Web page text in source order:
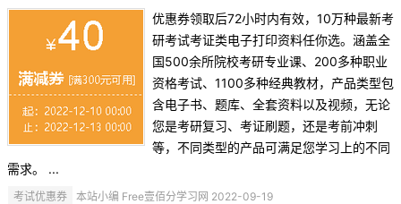
优惠券领取后72小时内有效，10万种最新考
研考试考证类电子打印资料任你选。涵盖全
国500余所院校考研专业课、200多种职业
资格考试、1100多种经典教材，产品类型包
含电子书、题库、全套资料以及视频，无论
您是考研复习、考证刷题，还是考前冲刺
等，不同类型的产品可满足您学习上的不同
需求。 ...
考试优惠券 本站小编 Free壹佰分学习网 2022-09-19